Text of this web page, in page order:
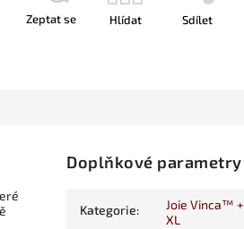
Zeptat se Hlídat Sdílet
Doplňkové parametry
Kategorie:
Joie Vinca™
XL